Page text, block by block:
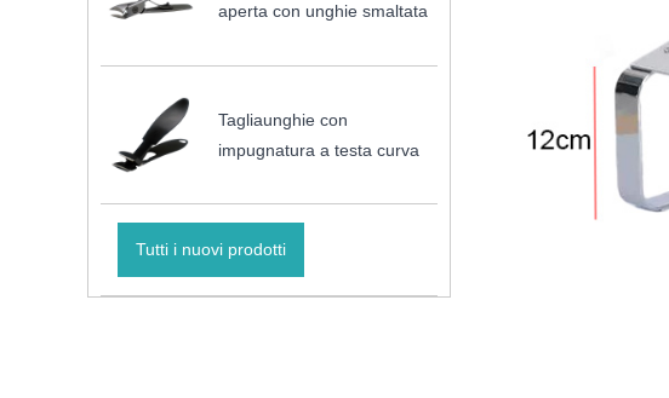
aperta con unghie smaltata
Tagliaunghie con
impugnatura a testa curva
Tutti i nuovi prodotti